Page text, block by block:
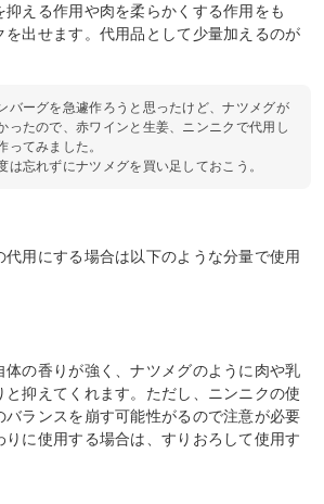
える作用や肉を柔らかくする作用をも
を出せます。代用品として少量加えるのが
バーグを急遽作ろうと思ったけど、ナツメグが
ったので、赤ワインと生姜、ニンニクで代用し
ってみました。
は忘れずにナツメグを買い足しておこう。
用にする場合は以下のような分量で使用
体の香りが強く、ナツメグのように肉や乳
抑えてくれます。ただし、ニンニクの使
バランスを崩す可能性がるので注意が必要
りに使用する場合は、すりおろして使用す